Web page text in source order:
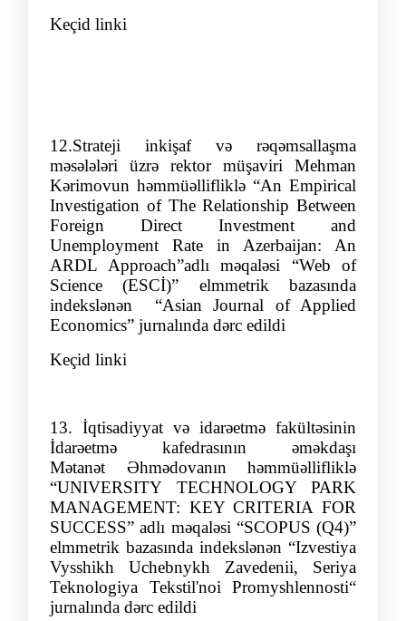
Keçid linki
12.Strateji inkişaf və rəqəmsallaşma
məsələləri üzrə rektor müşaviri Mehman
Kərimovun həmmüəllifliklə “An Empirical
Investigation of The Relationship Between
Foreign Direct Investment and
Unemployment Rate in Azerbaijan: An
ARDL Approach”adlı məqaləsi “Web of
Science (ESCİ)” elmmetrik bazasında
indekslənən “Asian Journal of Applied
Economics” jurnalında dərc edildi
Keçid linki
13. İqtisadiyyat və idarəetmə fakültəsinin
İdarəetmə kafedrasının əməkdaşı
Mətanət Əhmədovanın həmmüəllifliklə
“UNIVERSITY TECHNOLOGY PARK
MANAGEMENT: KEY CRITERIA FOR
SUCCESS” adlı məqaləsi “SCOPUS (Q4)”
elmmetrik bazasında indekslənən “Izvestiya
Vysshikh Uchebnykh Zavedenii, Seriya
Teknologiya Tekstil'noi Promyshlennosti“
jurnalında dərc edildi